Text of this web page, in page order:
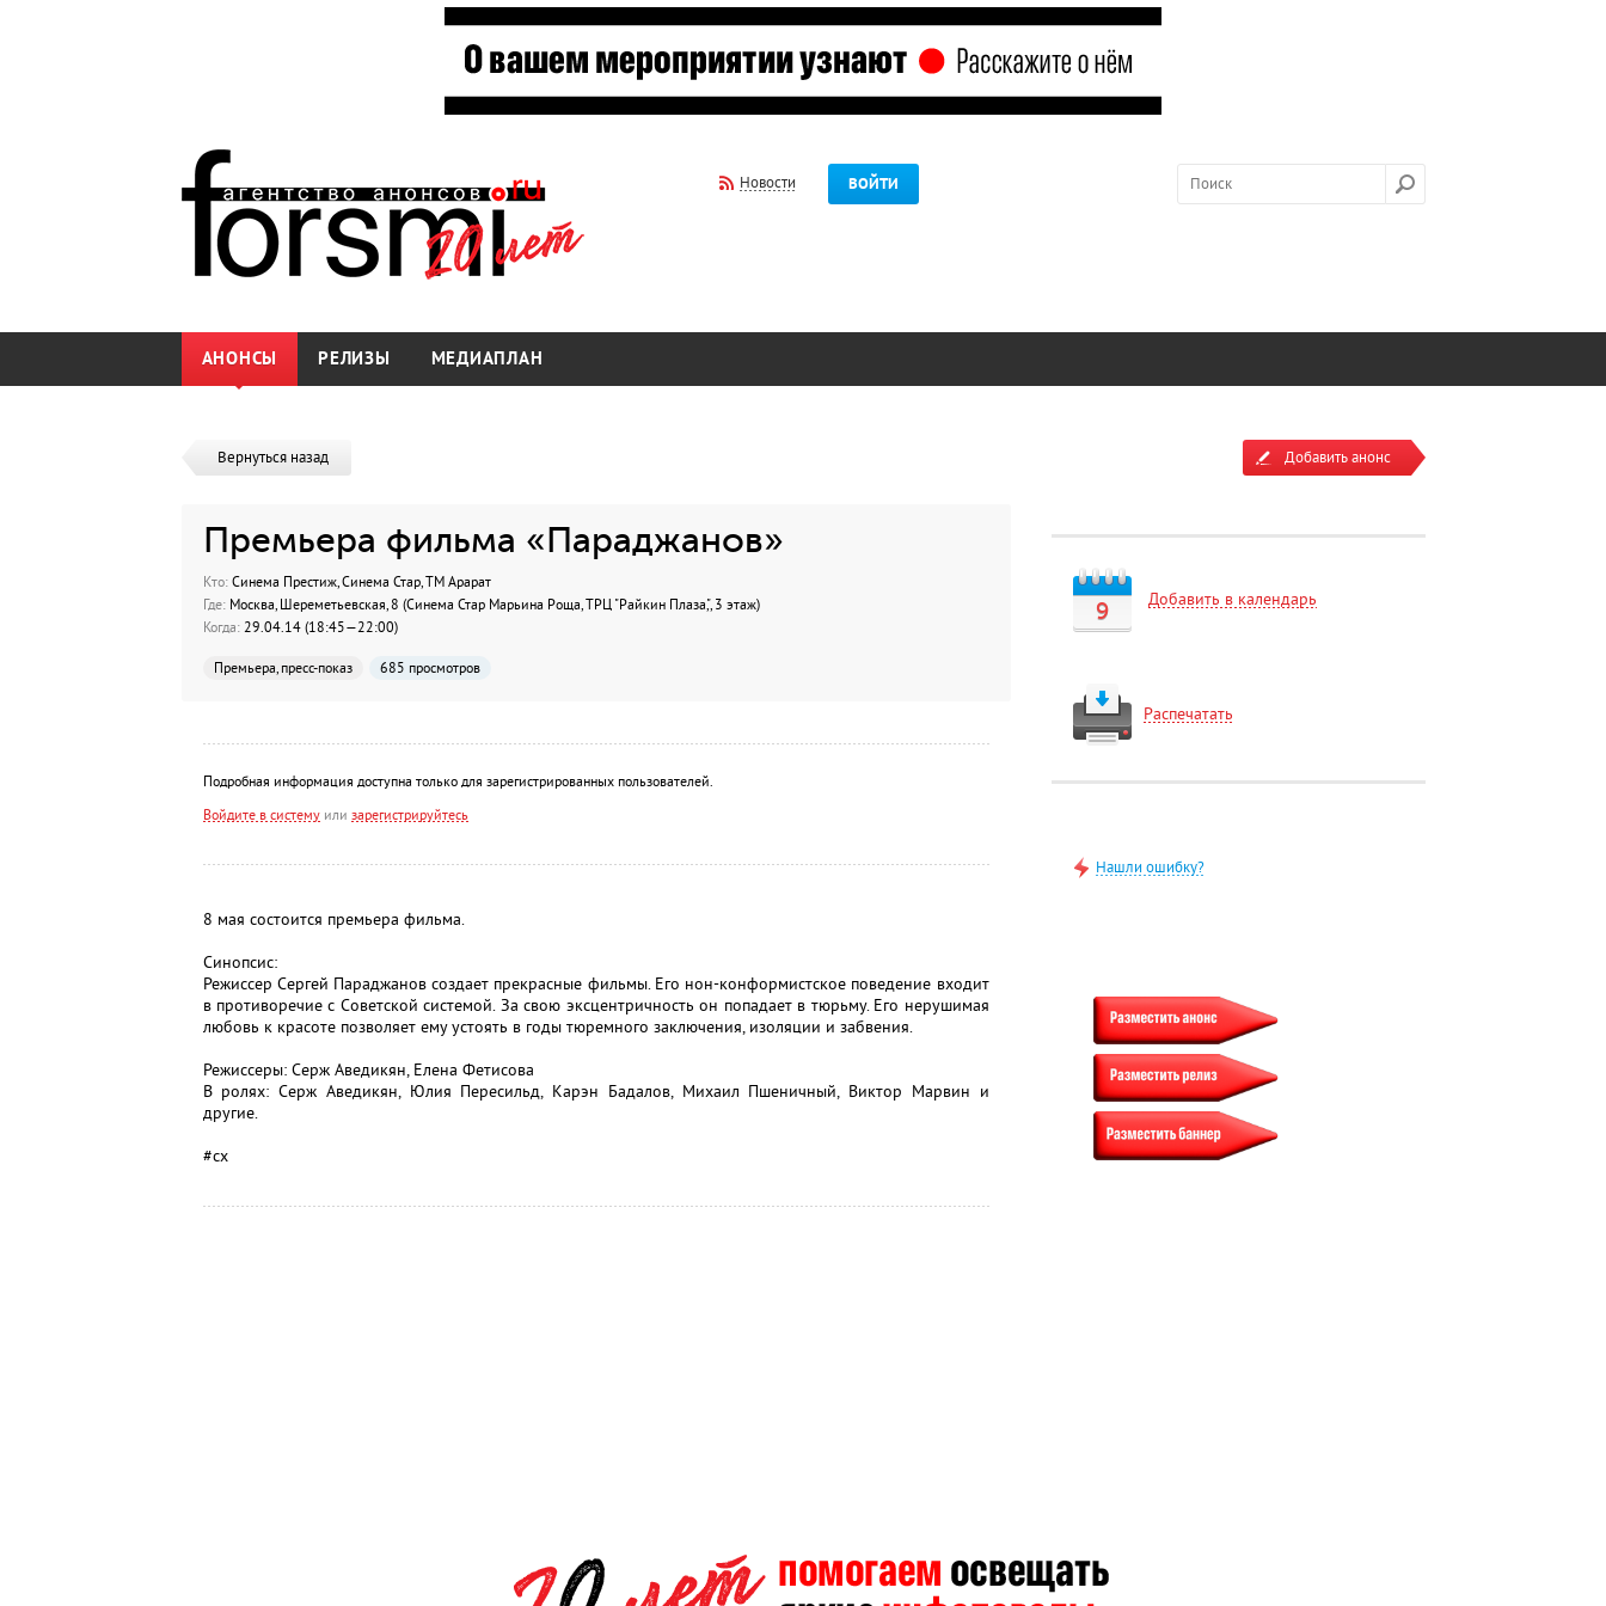
Новости ВОЙТИ
АНОНСЫ РЕЛИЗЫ МЕДИАПЛАН
Вернуться назад
Премьера фильма «Параджанов»
Кто:Синема Престиж, Синема Стар, ТМ Арарат
Где:Москва, Шереметьевская, 8 (Синема Стар Марьина Роща, ТРЦ "Райкин Плаза,", 3 этаж)
Когда:29.04.14 (18:45—22:00)
Премьера, пресс-показ 685 просмотров
Подробная информация доступна только для зарегистрированных пользователей.
Войдите в системуили зарегистрируйтесь
8 мая состоится премьера фильма.
Синопсис:
Режиссер Сергей Параджанов создает прекрасные фильмы. Его нон-конформистское поведение входит
в противоречие с Советской системой. За свою эксцентричность он попадает в тюрьму. Его нерушимая
любовь к красоте позволяет ему устоять в годы тюремного заключения, изоляции и забвения.
Режиссеры: Серж Аведикян, Елена Фетисова
В ролях: Серж Аведикян, Юлия Пересильд, Карэн Бадалов, Михаил Пшеничный, Виктор Марвин и
другие.
#сх
Добавить анонс
9 Добавить в календарь
Распечатать
Нашли ошибку?